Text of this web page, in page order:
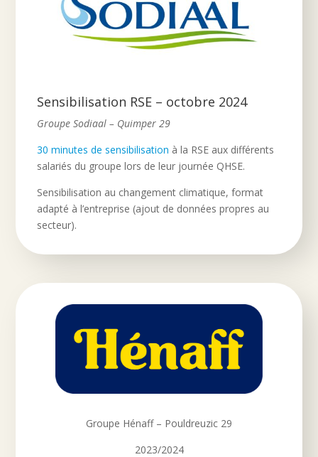
Sensibilisation RSE – octobre 2024
Groupe Sodiaal – Quimper 29
30 minutes de sensibilisation à la RSE aux différents
salariés du groupe lors de leur journée QHSE.
Sensibilisation au changement climatique, format
adapté à l’entreprise (ajout de données propres au
secteur).
Groupe Hénaff – Pouldreuzic 29
2023/2024